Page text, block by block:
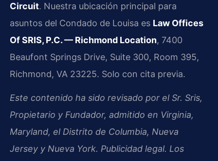
Circuit. Nuestra ubicación principal para
asuntos del Condado de Louisa es Law Offices
Of SRIS, P.C. — Richmond Location, 7400
Beaufont Springs Drive, Suite 300, Room 395,
Richmond, VA 23225. Solo con cita previa.
Este contenido ha sido revisado por el Sr. Sris,
Propietario y Fundador, admitido en Virginia,
Maryland, el Distrito de Columbia, Nueva
Jersey y Nueva York. Publicidad legal. Los